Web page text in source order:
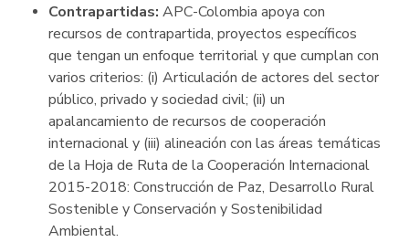
Contrapartidas: APC-Colombia apoya con
recursos de contrapartida, proyectos específicos
que tengan un enfoque territorial y que cumplan con
varios criterios: (i) Articulación de actores del sector
público, privado y sociedad civil; (ii) un
apalancamiento de recursos de cooperación
internacional y (iii) alineación con las áreas temáticas
de la Hoja de Ruta de la Cooperación Internacional
2015-2018: Construcción de Paz, Desarrollo Rural
Sostenible y Conservación y Sostenibilidad
Ambiental.